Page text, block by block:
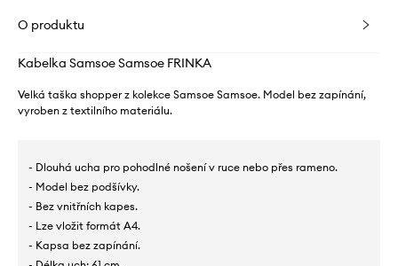
O produktu
Kabelka Samsoe Samsoe FRINKA
Velká taška shopper z kolekce Samsoe Samsoe. Model bez zapínání,
vyroben z textilního materiálu.
- Dlouhá ucha pro pohodlné nošení v ruce nebo přes rameno.
- Model bez podšívky.
- Bez vnitřních kapes.
- Lze vložit formát A4.
- Kapsa bez zapínání.